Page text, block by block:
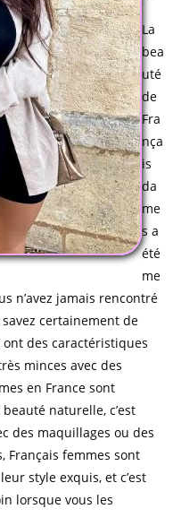
La
bea
uté
de
Fra
nça
is
da
me
s a
été
me
n’avez jamais rencontré
certainement de
des caractéristiques
minces avec des
en France sont
naturelle, c’est
des maquillages ou des
Français femmes sont
style exquis, et c’est
lorsque vous les